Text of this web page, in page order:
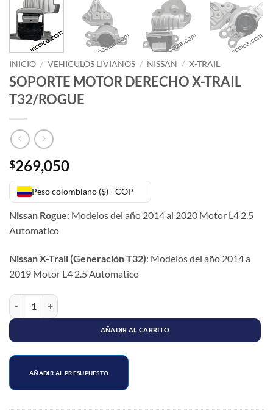
INICIO / VEHICULOS LIVIANOS / NISSAN / X-TRAIL
SOPORTE MOTOR DERECHO X-TRAIL
T32/ROGUE
$269,050
Peso colombiano ($) - COP
Nissan Rogue: Modelos del año 2014 al 2020 Motor L4 2.5
Automatico
Nissan X-Trail (Generación T32): Modelos del año 2014 a
2019 Motor L4 2.5 Automatico
SOPORTE MOTOR DERECHO X-TRAIL T32/ROGUE cantidad
AÑADIR AL CARRITO
AÑADIR AL PRESUPUESTO